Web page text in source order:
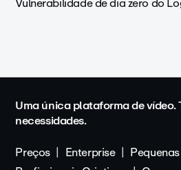
Uma única plataforma de vídeo.
necessidades.
Preços
Enterprise